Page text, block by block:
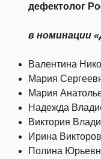
дефектолог
в номинации
Валентина
Мария
Мария
Надежда
Виктория
Ирина
Полина